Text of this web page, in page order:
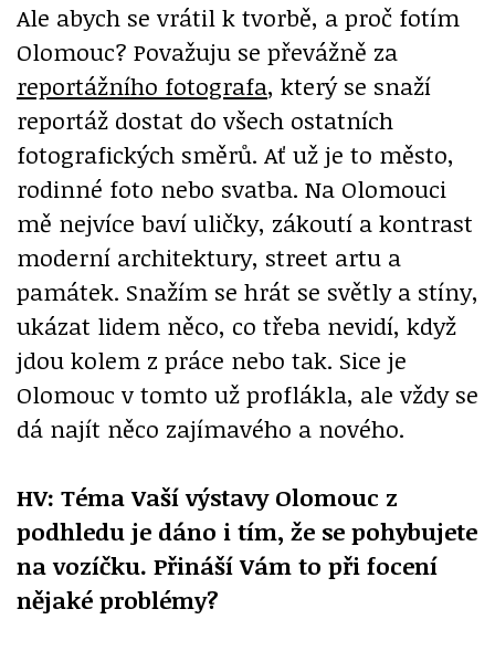
Ale abych se vrátil k tvorbě, a proč fotím
Olomouc? Považuju se převážně za
reportážního fotografa, který se snaží
reportáž dostat do všech ostatních
fotografických směrů. Ať už je to město,
rodinné foto nebo svatba. Na Olomouci
mě nejvíce baví uličky, zákoutí a kontrast
moderní architektury, street artu a
památek. Snažím se hrát se světly a stíny,
ukázat lidem něco, co třeba nevidí, když
jdou kolem z práce nebo tak. Sice je
Olomouc v tomto už proflákla, ale vždy se
dá najít něco zajímavého a nového.
HV: Téma Vaší výstavy Olomouc z
podhledu je dáno i tím, že se pohybujete
na vozíčku. Přináší Vám to při focení
nějaké problémy?